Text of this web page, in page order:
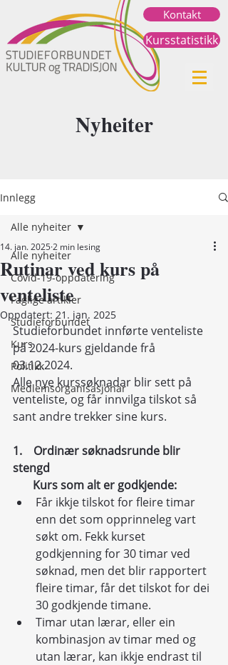
Kursstatistikk
Kontakt
Nyheiter
Innlegg
Alle nyheiter
Covid-19-oppdatering
Faglige artikler
Studieforbundet
Kurs
Politikk
Medlemsorganisasjonar
Alle nyheiter
Rutinar ved kurs på
venteliste
14. jan. 2025 2 min lesing
Oppdatert: 21. jan. 2025
Studieforbundet innførte venteliste
på 2024-kurs gjeldande frå
03.12.2024.
Alle nye kurssøknadar blir sett på
venteliste, og får innvilga tilskot så
sant andre trekker sine kurs.
1.    Ordinær søknadsrunde blir
stengd
       Kurs som alt er godkjende:
Får ikkje tilskot for fleire timar
enn det som opprinneleg vart
søkt om. Fekk kurset
godkjenning for 30 timar ved
søknad, men det blir rapportert
fleire timar, får det tilskot for dei
30 godkjende timane.
Timar utan lærar, eller ein
kombinasjon av timar med og
utan lærar, kan ikkje endrast til